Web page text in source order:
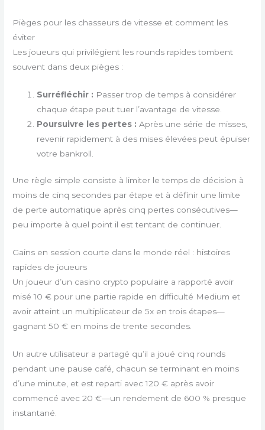
Pièges pour les chasseurs de vitesse et comment les
éviter
Les joueurs qui privilégient les rounds rapides tombent
souvent dans deux pièges :
Surréfléchir : Passer trop de temps à considérer
chaque étape peut tuer l’avantage de vitesse.
Poursuivre les pertes : Après une série de misses,
revenir rapidement à des mises élevées peut épuiser
votre bankroll.
Une règle simple consiste à limiter le temps de décision à
moins de cinq secondes par étape et à définir une limite
de perte automatique après cinq pertes consécutives—
peu importe à quel point il est tentant de continuer.
Gains en session courte dans le monde réel : histoires
rapides de joueurs
Un joueur d’un casino crypto populaire a rapporté avoir
misé 10 € pour une partie rapide en difficulté Medium et
avoir atteint un multiplicateur de 5x en trois étapes—
gagnant 50 € en moins de trente secondes.
Un autre utilisateur a partagé qu’il a joué cinq rounds
pendant une pause café, chacun se terminant en moins
d’une minute, et est reparti avec 120 € après avoir
commencé avec 20 €—un rendement de 600 % presque
instantané.